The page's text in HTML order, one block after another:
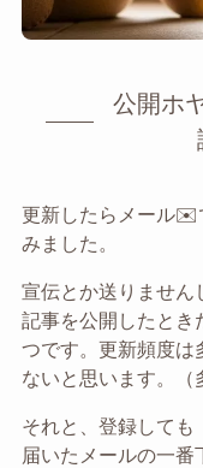
公開ホ
更新したらメール✉️
みました。
宣伝とか送りません
記事を公開したとき
つです。更新頻度は
ないと思います。（
それと、登録しても
届いたメールの一